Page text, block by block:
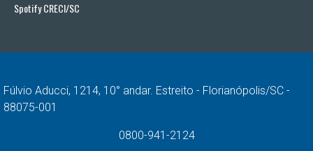
Spotify CRECI/SC
Fúlvio Aducci, 1214, 10° andar. Estreito - Florianópolis/SC -
88075-001
0800-941-2124